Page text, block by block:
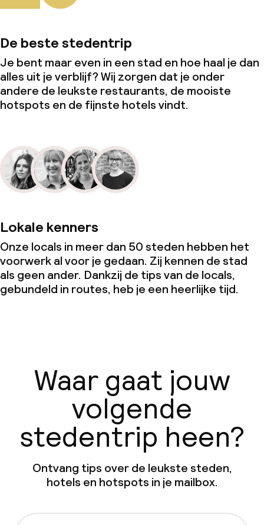
De beste stedentrip
Je bent maar even in een stad en hoe haal je dan
alles uit je verblijf? Wij zorgen dat je onder
andere de leukste restaurants, de mooiste
hotspots en de fijnste hotels vindt.
Lokale kenners
Onze locals in meer dan 50 steden hebben het
voorwerk al voor je gedaan. Zij kennen de stad
als geen ander. Dankzij de tips van de locals,
gebundeld in routes, heb je een heerlijke tijd.
Waar gaat jouw
volgende
stedentrip heen?
Ontvang tips over de leukste steden,
hotels en hotspots in je mailbox.